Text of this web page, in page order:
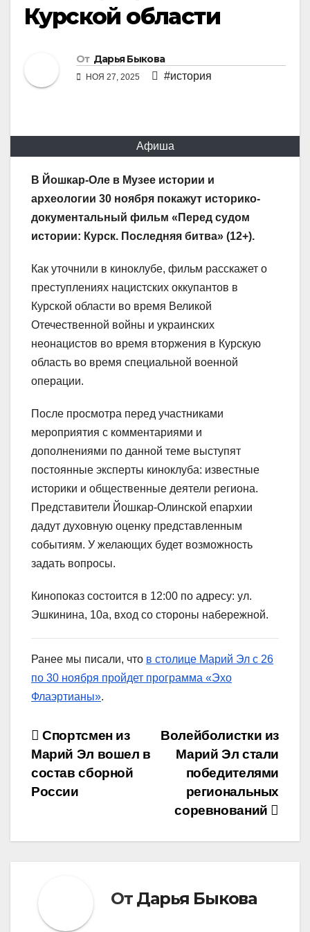
Курской области
От Дарья Быкова
НОЯ 27, 2025 #история
Афиша
В Йошкар-Оле в Музее истории и
археологии 30 ноября покажут историко-
документальный фильм «Перед судом
истории: Курск. Последняя битва» (12+).
Как уточнили в киноклубе, фильм расскажет о
преступлениях нацистских оккупантов в
Курской области во время Великой
Отечественной войны и украинских
неонацистов во время вторжения в Курскую
область во время специальной военной
операции.
После просмотра перед участниками
мероприятия с комментариями и
дополнениями по данной теме выступят
постоянные эксперты киноклуба: известные
историки и общественные деятели региона.
Представители Йошкар-Олинской епархии
дадут духовную оценку представленным
событиям. У желающих будет возможность
задать вопросы.
Кинопоказ состоится в 12:00 по адресу: ул.
Эшкинина, 10а, вход со стороны набережной.
Ранее мы писали, что в столице Марий Эл с 26
по 30 ноября пройдет программа «Эхо
Флаэртианы».
Навигация
по
записям
Волейболистки из
Марий Эл стали
победителями
региональных
соревнований
Спортсмен из
Марий Эл вошел в
состав сборной
России
От Дарья Быкова